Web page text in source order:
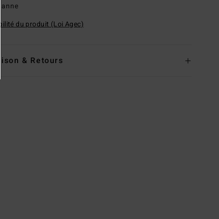
du produit (Loi Agec)
& Retours